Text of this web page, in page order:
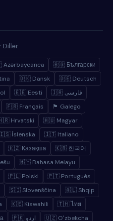
Diller
🇧🇬 Български
🇩🇰 Dansk
🇩🇪 Deutsch
🇪🇪 Eesti
🇮🇷 فارسی
🇫🇷 Français
🏴 Galego
Hrvatski
🇭🇺 Magyar
Íslenska
🇮🇹 Italiano
🇰🇿 Қазақша
🇰🇷 한국어
🇲🇾 Bahasa Melayu
🇵🇱 Polski
🇵🇹 Português
🇸🇮 Slovenščina
🇦🇱 Shqip
🇰🇪 Kiswahili
🇹🇭 ไทย
🇵🇰 اردو 🇺🇿 Oʻzbekcha